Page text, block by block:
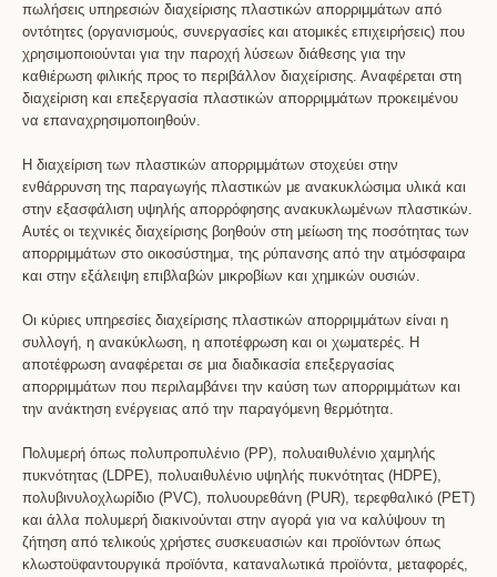
πωλήσεις υπηρεσιών διαχείρισης πλαστικών απορριμμάτων από
οντότητες (οργανισμούς, συνεργασίες και ατομικές επιχειρήσεις) που
χρησιμοποιούνται για την παροχή λύσεων διάθεσης για την
καθιέρωση φιλικής προς το περιβάλλον διαχείρισης. Αναφέρεται στη
διαχείριση και επεξεργασία πλαστικών απορριμμάτων προκειμένου
να επαναχρησιμοποιηθούν.
Η διαχείριση των πλαστικών απορριμμάτων στοχεύει στην
ενθάρρυνση της παραγωγής πλαστικών με ανακυκλώσιμα υλικά και
στην εξασφάλιση υψηλής απορρόφησης ανακυκλωμένων πλαστικών.
Αυτές οι τεχνικές διαχείρισης βοηθούν στη μείωση της ποσότητας των
απορριμμάτων στο οικοσύστημα, της ρύπανσης από την ατμόσφαιρα
και στην εξάλειψη επιβλαβών μικροβίων και χημικών ουσιών.
Οι κύριες υπηρεσίες διαχείρισης πλαστικών απορριμμάτων είναι η
συλλογή, η ανακύκλωση, η αποτέφρωση και οι χωματερές. Η
αποτέφρωση αναφέρεται σε μια διαδικασία επεξεργασίας
απορριμμάτων που περιλαμβάνει την καύση των απορριμμάτων και
την ανάκτηση ενέργειας από την παραγόμενη θερμότητα.
Πολυμερή όπως πολυπροπυλένιο (PP), πολυαιθυλένιο χαμηλής
πυκνότητας (LDPE), πολυαιθυλένιο υψηλής πυκνότητας (HDPE),
πολυβινυλοχλωρίδιο (PVC), πολυουρεθάνη (PUR), τερεφθαλικό (PET)
και άλλα πολυμερή διακινούνται στην αγορά για να καλύψουν τη
ζήτηση από τελικούς χρήστες συσκευασιών και προϊόντων όπως
κλωστοϋφαντουργικά προϊόντα, καταναλωτικά προϊόντα, μεταφορές,